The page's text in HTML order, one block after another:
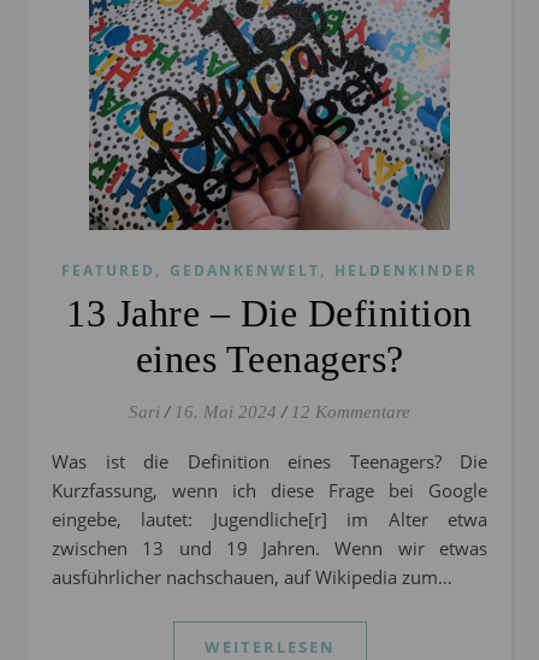
FEATURED , GEDANKENWELT, HELDENKINDER
13 Jahre – Die Definition
eines Teenagers?
Sari / 16. Mai 2024 / 12 Kommentare
Was ist die Definition eines Teenagers? Die
Kurzfassung, wenn ich diese Frage bei Google
eingebe, lautet: Jugendliche[r] im Alter etwa
zwischen 13 und 19 Jahren. Wenn wir etwas
ausführlicher nachschauen, auf Wikipedia zum…
WEITERLESEN